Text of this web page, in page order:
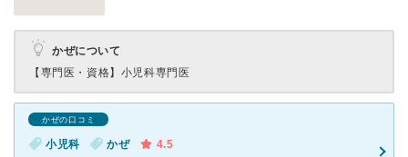
かぜについて
【専門医・資格】 小児科専門医
かぜの口コミ
小児科 かぜ
4.5